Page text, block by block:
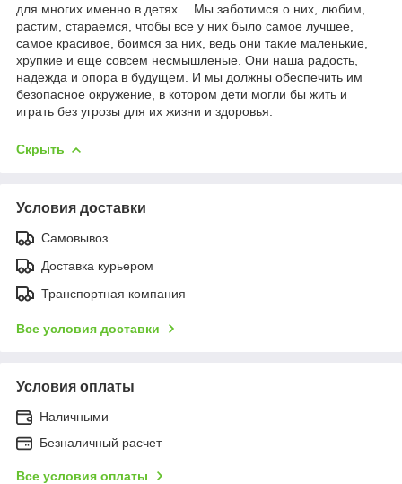
для многих именно в детях… Мы заботимся о них, любим,
растим, стараемся, чтобы все у них было самое лучшее,
самое красивое, боимся за них, ведь они такие маленькие,
хрупкие и еще совсем несмышленые. Они наша радость,
надежда и опора в будущем. И мы должны обеспечить им
безопасное окружение, в котором дети могли бы жить и
играть без угрозы для их жизни и здоровья.
Скрыть
Условия доставки
Самовывоз
Доставка курьером
Транспортная компания
Все условия доставки
Условия оплаты
Наличными
Безналичный расчет
Все условия оплаты